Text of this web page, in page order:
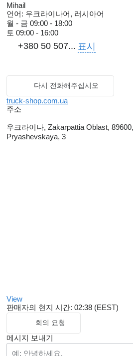
Mihail
언어: 우크라이나어, 러시아어
월 - 금 09:00 - 18:00
토 09:00 - 16:00
+380 50 507... 표시
다시 전화해주십시오
truck-shop.com.ua
주소
우크라이나, Zakarpattia Oblast,
Pryashevskaya, 3
View
판매자의 현지 시간: 02:38 (EEST)
회의 요청
메시지 보내기